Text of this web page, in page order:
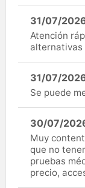
31/07/
Atención
alternativas
31/07/
Se puede
30/07/
Muy
que no
pruebas
precio,